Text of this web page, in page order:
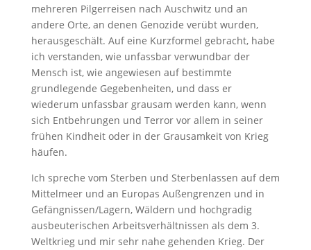
mehreren Pilgerreisen nach Auschwitz und an
andere Orte, an denen Genozide verübt wurden,
herausgeschält. Auf eine Kurzformel gebracht, habe
ich verstanden, wie unfassbar verwundbar der
Mensch ist, wie angewiesen auf bestimmte
grundlegende Gegebenheiten, und dass er
wiederum unfassbar grausam werden kann, wenn
sich Entbehrungen und Terror vor allem in seiner
frühen Kindheit oder in der Grausamkeit von Krieg
häufen.
Ich spreche vom Sterben und Sterbenlassen auf dem
Mittelmeer und an Europas Außengrenzen und in
Gefängnissen/Lagern, Wäldern und hochgradig
ausbeuterischen Arbeitsverhältnissen als dem 3.
Weltkrieg und mir sehr nahe gehenden Krieg. Der